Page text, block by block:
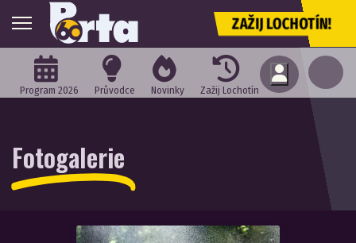
ZAŽIJ LOCHOTÍN!
Program 2026 Průvodce Novinky Zažij Lochotín
Fotogalerie